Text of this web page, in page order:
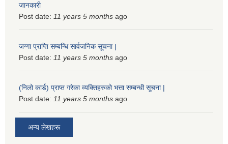
जानकारी
Post date: 11 years 5 months ago
जग्गा प्राप्ति सम्बन्धि सार्वजनिक सूचना |
Post date: 11 years 5 months ago
(निलो कार्ड) प्राप्त गरेका व्यक्तिहरुको भत्ता सम्बन्धी सूचना |
Post date: 11 years 5 months ago
अन्य लेखहरू